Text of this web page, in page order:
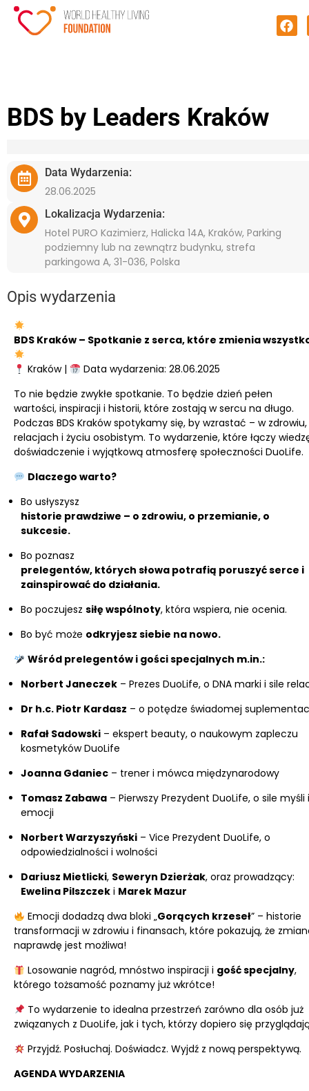
BDS by Leaders Kraków
Data Wydarzenia:
28.06.2025
Lokalizacja Wydarzenia:
Hotel PURO Kazimierz, Halicka 14A, Kraków, Parking
podziemny lub na zewnątrz budynku, strefa
parkingowa A, 31-036, Polska
Opis wydarzenia
BDS Kraków – Spotkanie z serca, które zmienia
Kraków |
Data wydarzenia: 28.06.2025
To nie będzie zwykłe spotkanie. To będzie dzień pełen
wartości, inspiracji i historii, które zostają w sercu na długo.
Podczas BDS Kraków spotykamy się, by wzrastać – w zdrowiu,
relacjach i życiu osobistym. To wydarzenie, które łączy
doświadczenie i wyjątkową atmosferę społeczności DuoLife.
Dlaczego warto?
Bo usłyszysz
historie prawdziwe – o zdrowiu, o przemianie, o
sukcesie.
Bo poznasz
prelegentów, których słowa potrafią poruszyć serce i
zainspirować do działania.
Bo poczujesz siłę wspólnoty, która wspiera, nie ocenia.
Bo być może odkryjesz siebie na nowo.
Wśród prelegentów i gości specjalnych m.in.:
Norbert Janeczek – Prezes DuoLife, o DNA marki i sile
Dr h.c. Piotr Kardasz – o potędze świadomej
Rafał Sadowski – ekspert beauty, o naukowym zapleczu
kosmetyków DuoLife
Joanna Gdaniec – trener i mówca międzynarodowy
Tomasz Zabawa – Pierwszy Prezydent DuoLife, o sile myśli i
emocji
Norbert Warzyszyński – Vice Prezydent DuoLife, o
odpowiedzialności i wolności
Dariusz Mietlicki, Seweryn Dzierżak, oraz prowadzący:
Ewelina Pilszczek i Marek Mazur
Emocji dodadzą dwa bloki „Gorących krzeseł” – historie
transformacji w zdrowiu i finansach, które pokazują, że
naprawdę jest możliwa!
Losowanie nagród, mnóstwo inspiracji i gość specjalny,
którego tożsamość poznamy już wkrótce!
To wydarzenie to idealna przestrzeń zarówno dla osób już
związanych z DuoLife, jak i tych, którzy dopiero się
Przyjdź. Posłuchaj. Doświadcz. Wyjdź z nową perspektywą.
AGENDA WYDARZENIA